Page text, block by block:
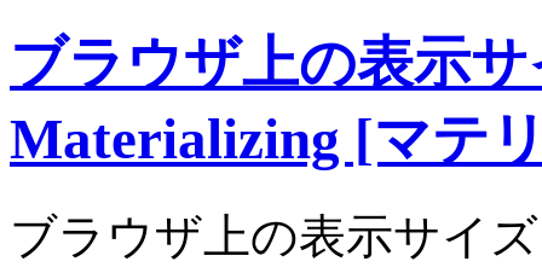
ブラウザ上の表示
Materializing [マテ
ブラウザ上の表示サイ